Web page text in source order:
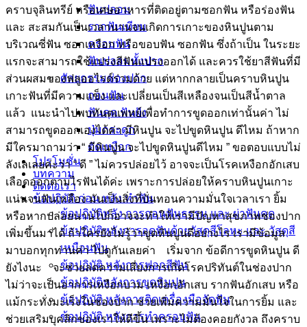
ฟันปลอม
รากฟันเทียม
ครอบฟัน
ฟันปลอมทั้งปาก
ศัลยกรรมช่องปาก
ถอนฟัน
ฟันคุด ฟันฝัง
ปุ่มกระดูก
ตัดเหงือก
โปรโมชั่น
บทความ
ติดต่อเรา
ข้อปฎิบัติ ก่อน หลัง ทำฟัน
ข้อปฏิบัติหลัง การถอนฟันธรรม และ ผ่าฟันคุด
ข้อปฏิบัติหลังการอุดฟันด้วยวัสดุสีโลหะ และ วัสดุสี
เหมือนฟัน
ข้อปฏิบัติ หลังการฟอกสีฟัน
ข้อปฏิบัติหลังการขูดหินปูน
ข้อปฏิบัติ หลังการติดเครื่องมือจัดฟัน
ข้อปฏิบัติ หลังการทำครอบฟัน
คราบจุลินทรีย์ หรือเศษอาหารที่ติดอยู่ตามซอกฟัน หรือร่องฟัน
และ สะสมกันเป็นเวลานานจนเกิดการเกาะของหินปูนตาม
บริเวณซี่ฟัน ซอกเหงือก หรือขอบฟัน ซอกฟัน ซึ่งถ้าเป็น ในระยะ
แรกจะสามารถใช้แปรงสีฟันแปรงออกได้ และควรใช้ยาสีฟันที่มี
ส่วนผสมของฟลูออไรด์ร่วมด้วย แต่หากกลายเป็นคราบหินปูน
เกาะฟันที่มีความแข็ง และเปลี่ยนเป็นสีเหลืองจนเป็นสีน้ำตาล
แล้ว แนะนำไปพบทันตแพทย์เพื่อทำการขูดออกเท่านั้นค่า ไม่
สามารถขูดออกเองได้ค่า มีหินปูน จะไปขูดหินปูน ดีไหม ถ้าหาก
มีใครมาถามว่า “ มีหินปูน จะไปขูดหินปูนดีไหม ” ขอตอบแบบไม่
ลังเลเลยค่ะว่า “ ดี ” ไม่ควรปล่อยไว้ อาจจะเป็นโรคเหงือกอักเสบ
เลือดออกตามไรฟันได้ค่ะ เพราะการปล่อยให้คราบหินปูนเกาะ
แน่นจนฟันเหลือง มันเป็นสิ่งที่บั่นทอนความมั่นใจเวลาเรา ยิ้ม
หรือหากปล่อยนานไปก็อาจจะทำให้เรามีปัญหาสุขภาพช่องปาก
เพิ่มขึ้นมาได้ ถ้าใครยังไม่รู้ว่าขูดหินปูนดีอย่างไร เรามีข้อมูล
มาบอกทุกท่านค่า ไปดูกันเลยค่า เริ่มจาก ข้อดีการขูดหินปูน ดี
ยังไงนะ จะช่วยลดความเสี่ยงการเกิดโรคปริทันต์ในช่องปาก
ไม่ว่าจะเป็นอาการเหงือกบวม เหงือกอักเสบ รากฟันอักเสบ หรือ
แม้กระทั่งมะเร็งในช่องปาก ช่วยเพิ่มความมั่นใจในการยิ้ม และ
ช่วยเสริมบุคลิกของเราให้ดีขึ้น เพราะไม่ต้องคอยกังวล ถึงคราบ